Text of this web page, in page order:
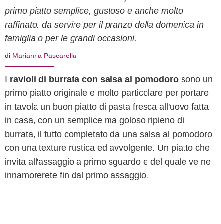
primo piatto semplice, gustoso e anche molto
raffinato, da servire per il pranzo della domenica in
famiglia o per le grandi occasioni.
di Marianna Pascarella
I ravioli di burrata con salsa al pomodoro sono un
primo piatto originale e molto particolare per portare
in tavola un buon piatto di pasta fresca all'uovo fatta
in casa, con un semplice ma goloso ripieno di
burrata, il tutto completato da una salsa al pomodoro
con una texture rustica ed avvolgente. Un piatto che
invita all'assaggio a primo sguardo e del quale ve ne
innamorerete fin dal primo assaggio.